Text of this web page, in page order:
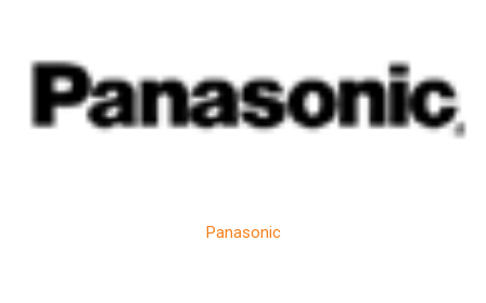
Panasonic